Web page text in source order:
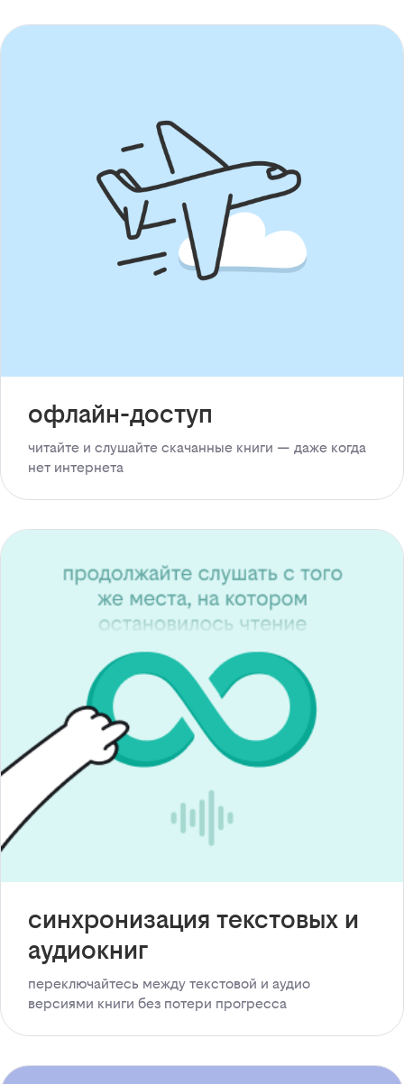
офлайн-доступ
читайте и слушайте скачанные книги — даже когда
нет интернета
синхронизация текстовых и
аудиокниг
переключайтесь между текстовой и аудио
версиями книги без потери прогресса